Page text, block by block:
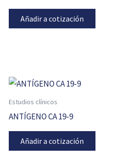
Añadir a cotización
Estudios clínicos
ANTÍGENO CA 19-9
Añadir a cotización